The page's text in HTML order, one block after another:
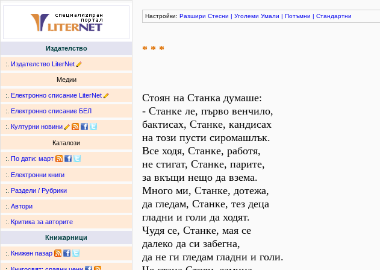
Издателство
:. Издателство LiterNet
Медии
:. Електронно списание LiterNet
:. Електронно списание БЕЛ
:. Културни новини
Каталози
:. По дати: март
:. Електронни книги
:. Раздели / Рубрики
:. Автори
:. Критика за авторите
Книжарници
:. Книжен пазар
Настройки: Разшири Стесни | Уголеми Умали | Потъмни | Стандартни
* * *
Стоян на Станка думаше:
- Станке ле, първо венчило,
бактисах, Станке, кандисах
на този пусти сиромашлък.
Все ходя, Станке, работя,
не стигат, Станке, парите,
за вкъщи нещо да взема.
Много ми, Станке, дотежа,
да гледам, Станке, тез деца
гладни и голи да ходят.
Чудя се, Станке, мая се
далеко да си забегна,
да не ги гледам гладни и голи.